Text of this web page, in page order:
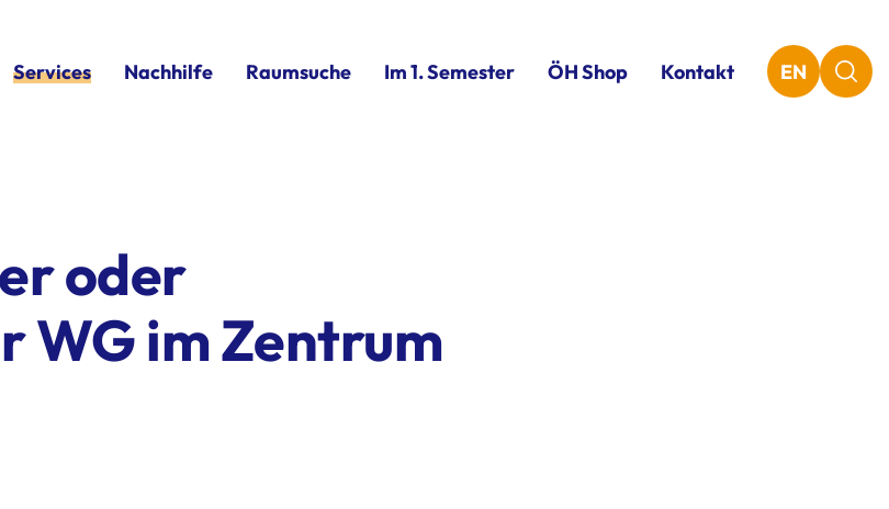
Services Nachhilfe Raumsuche Im 1. Semester ÖH Shop Kontakt EN
oder
WG im Zentrum